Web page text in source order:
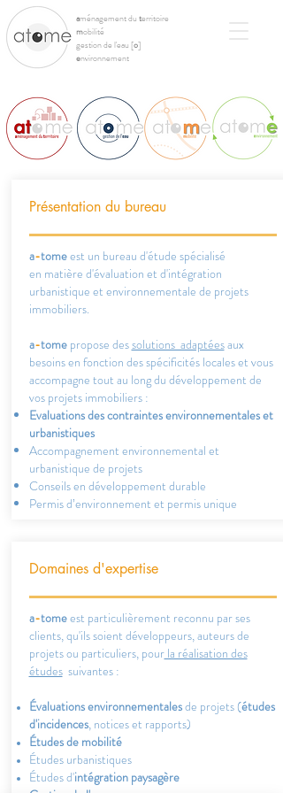
aménagement du territoire
mobilité
gestion de l'eau [o]
environnement
Présentation du bureau
a-tomeest un bureau d'étude spécialisé
en matière d'évaluation et d'intégration
urbanistique et environnementale de projets
immobiliers.
a-tomepropose dessolutions adaptéesaux
besoins en fonction des spécificités locales et vous
accompagne tout au long du développement de
vos projets immobiliers :
Evaluations des contraintes environnementales et
urbanistiques
Accompagnement environnemental et
urbanistique de projets
Conseils en développement durable
Permis d’environnement et permis unique
Domaines d'expertise
a-tomeest particulièrement reconnu par ses
clients, qu'ils soient développeurs, auteurs de
projets ou particuliers, pourla réalisation des
étudessuivantes :
Évaluations environnementalesde projets (études
d'incidences, notices et rapports)
Études de mobilité
Études urbanistiques
Études d'intégration paysagère